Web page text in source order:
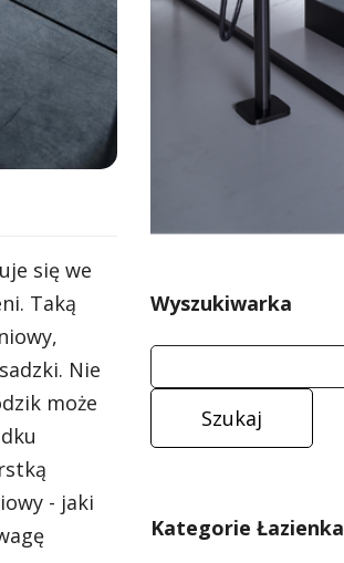
się we
Taką
Nie
może
- jaki
Wyszukiwarka
Kategorie Łazienka